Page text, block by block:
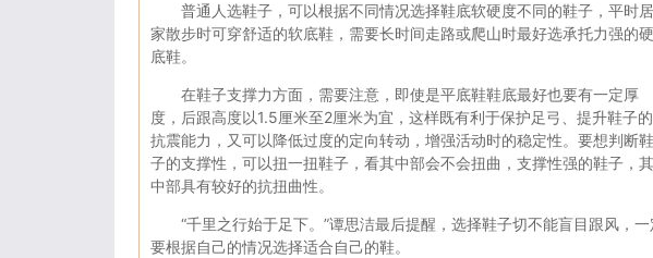
普通人选鞋子，可以根据不同情况选择鞋底软硬度不同的鞋子，平时居
家散步时可穿舒适的软底鞋，需要长时间走路或爬山时最好选承托力强的硬
底鞋。
在鞋子支撑力方面，需要注意，即使是平底鞋鞋底最好也要有一定厚
度，后跟高度以1.5厘米至2厘米为宜，这样既有利于保护足弓、提升鞋子的
抗震能力，又可以降低过度的定向转动，增强活动时的稳定性。要想判断鞋
子的支撑性，可以扭一扭鞋子，看其中部会不会扭曲，支撑性强的鞋子，其
中部具有较好的抗扭曲性。
“千里之行始于足下。”谭思洁最后提醒，选择鞋子切不能盲目跟风，一
要根据自己的情况选择适合自己的鞋。